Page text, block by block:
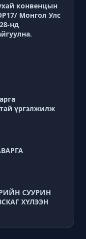
конвенцын
Монгол Улс
нд
үргэлжилж
СУУРИН
ХҮЛЭЭН